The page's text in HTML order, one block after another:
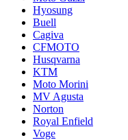
Hyosung
Buell
Cagiva
CFMOTO
Husqvarna
KTM
Moto Morini
MV Agusta
Norton
Royal Enfield
Voge